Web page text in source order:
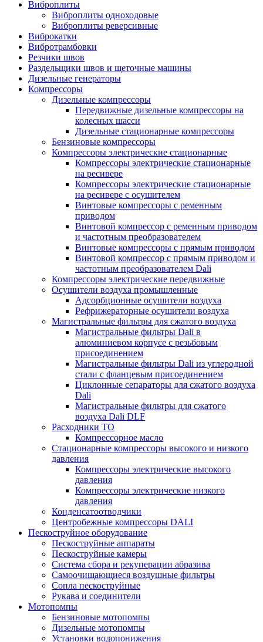
Виброплиты
Виброплиты одноходовые
Виброплиты реверсивные
Виброкатки
Вибротрамбовки
Резчики швов
Раздельщики швов и щеточные машины
Дизельные генераторы
Компрессоры
Дизельные компрессоры
Передвижные дизельные компрессоры на
колесных шасси
Дизельные стационарные компрессоры
Бензиновые компрессоры
Компрессоры электрические стационарные
Компрессоры электрические стационарные
на ресивере
Компрессоры электрические стационарные
на ресивере с осушителем
Винтовые компрессоры с ременным
приводом
Винтовой компрессор с ременным приводом
и частотным преобразователем
Винтовые компрессоры с прямым приводом
Винтовой компрессор с прямым приводом и
частотным преобразователем Dali
Компрессоры электрические передвижные
Осушители воздуха промышленные
Адсорбционные осушители воздуха
Рефрижераторные осушители воздуха
Магистральные фильтры для сжатого воздуха
Магистральные фильтры Dali в
алюминиевом корпусе с резьбовым
присоединением
Магистральные фильтры Dali из углеродной
стали с фланцевым присоединением
Циклонные сепараторы для сжатого воздуха
Dali
Магистральные фильтры для сжатого
воздуха Dali DLF
Расходники ТО
Компрессорное масло
Стационарные компрессоры высокого и низкого
давления
Компрессоры электрические высокого
давления
Компрессоры электрические низкого
давления
Конденсатоотводчики
Центробежные компрессоры DALI
Пескоструйное оборудование
Пескоструйные аппараты
Пескоструйные камеры
Система сбора и рекуперации абразива
Самоочищающиеся воздушные фильтры
Сопла пескоструйные
Рукава и соединители
Мотопомпы
Бензиновые мотопомпы
Дизельные мотопомпы
Установки водопонижения